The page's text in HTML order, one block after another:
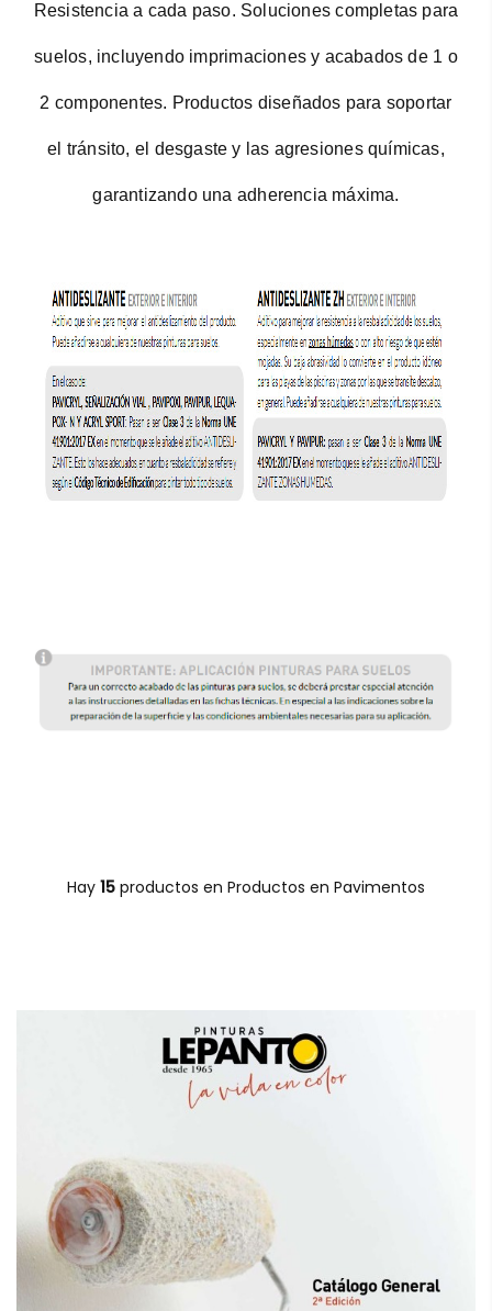
Resistencia a cada paso. Soluciones completas para
suelos, incluyendo imprimaciones y acabados de 1 o
2 componentes. Productos diseñados para soportar
el tránsito, el desgaste y las agresiones químicas,
garantizando una adherencia máxima.
Hay 15 productos en Productos en Pavimentos